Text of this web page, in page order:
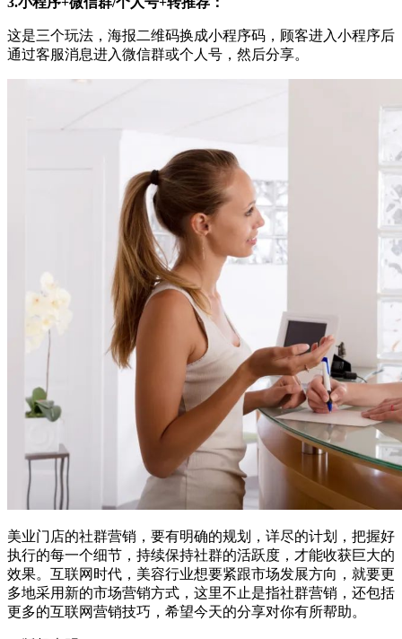
这是三个玩法，海报二维码换成小程序码，顾客进入小程序后
通过客服消息进入微信群或个人号，然后分享。
美业门店的社群营销，要有明确的规划，详尽的计划，把握好
执行的每一个细节，持续保持社群的活跃度，才能收获巨大的
效果。互联网时代，美容行业想要紧跟市场发展方向，就要更
多地采用新的市场营销方式，这里不止是指社群营销，还包括
更多的互联网营销技巧，希望今天的分享对你有所帮助。